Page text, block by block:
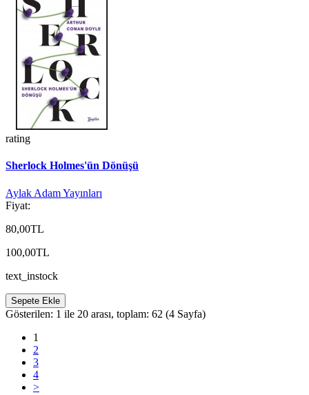
rating
Sherlock Holmes'ün Dönüşü
Aylak Adam Yayınları
Fiyat:
80,00TL
100,00TL
text_instock
Sepete Ekle
Gösterilen: 1 ile 20 arası, toplam: 62 (4 Sayfa)
1
2
3
4
>